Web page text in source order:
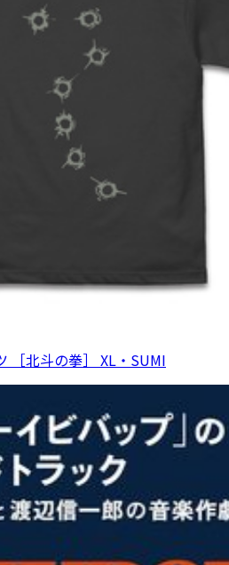
［北斗の拳］ XL・SUMI